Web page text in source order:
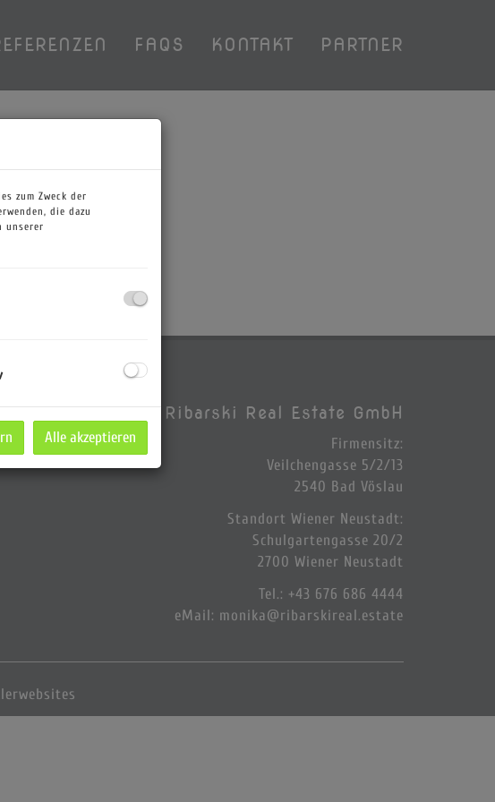
FAQS KONTAKT PARTNER
Ribarski Real Estate GmbH
Firmensitz:
Veilchengasse 5/2/13
2540 Bad Vöslau
Standort Wiener Neustadt:
Schulgartengasse 20/2
2700 Wiener Neustadt
Tel.: +43 676 686 4444
eMail: monika@ribarskireal.estate
zum Zweck der
die dazu
unserer
Alle akzeptieren